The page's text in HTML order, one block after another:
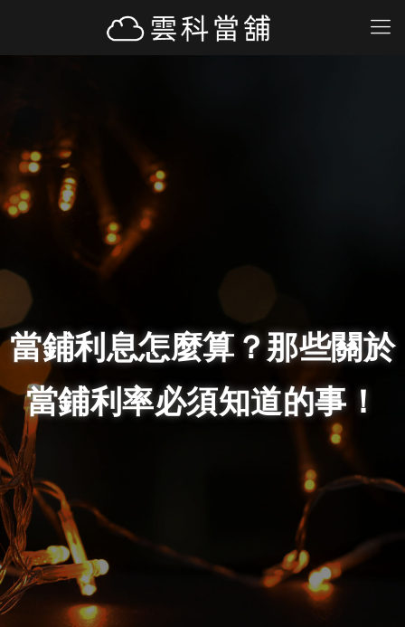
當鋪利息怎麼算？那些關於
當鋪利率必須知道的事！